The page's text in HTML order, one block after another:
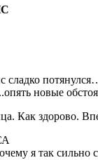
сладко
новые
Как здорово.
я так сильно